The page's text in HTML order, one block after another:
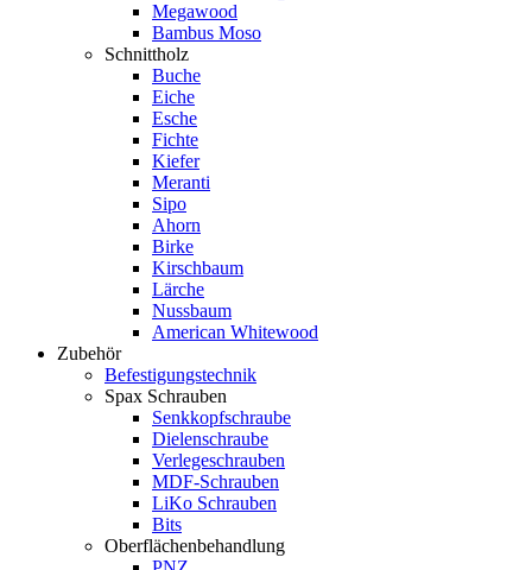
Megawood
Bambus Moso
Schnittholz
Buche
Eiche
Esche
Fichte
Kiefer
Meranti
Sipo
Ahorn
Birke
Kirschbaum
Lärche
Nussbaum
American Whitewood
Zubehör
Befestigungstechnik
Spax Schrauben
Senkkopfschraube
Dielenschraube
Verlegeschrauben
MDF-Schrauben
LiKo Schrauben
Bits
Oberflächenbehandlung